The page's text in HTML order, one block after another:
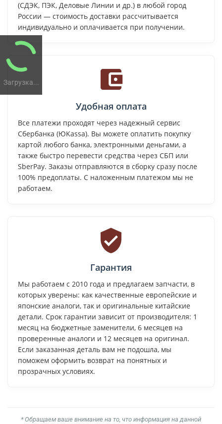
Загрузка...
(СДЭК, ПЭК, Деловые Линии и др.) в любой город
России — стоимость доставки рассчитывается
индивидуально и оплачивается при получении.
Удобная оплата
Все платежи проходят через надежный сервис
Сбербанка (ЮKassa). Вы можете оплатить покупку
картой любого банка, электронными деньгами, а
также быстро перевести средства через СБП или
SberPay. Заказы отправляются в сборку сразу после
100% предоплаты. С наложенным платежом мы не
работаем.
Гарантия
Мы работаем с 2010 года и предлагаем запчасти, в
которых уверены: как качественные европейские и
японские аналоги, так и оригинальные китайские
детали. Срок гарантии зависит от производителя: 1
месяц на бюджетные заменители, 6 месяцев на
проверенные аналоги и 12 месяцев на оригинал.
Если заказанная деталь вам не подошла, мы
поможем оформить возврат на понятных и
прозрачных условиях.
* Обращаем ваше внимание на то, что информация на данной